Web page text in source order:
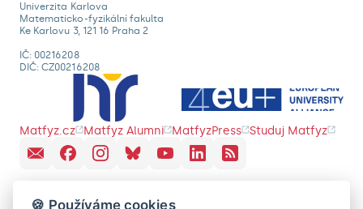
Univerzita Karlova
Matematicko-fyzikální fakulta
Ke Karlovu 3, 121 16 Praha 2
IČ: 00216208
DIČ: CZ00216208
Matfyz.cz Matfyz Alumni MatfyzPress Studuj Matfyz
🍪 Používáme cookies